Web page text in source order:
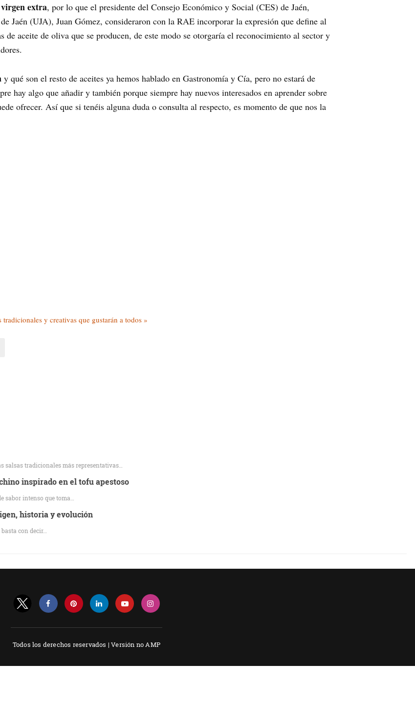
extra, por lo que el presidente del Consejo Económico y Social (CES) de Jaén,
Jaén (UJA), Juan Gómez, consideraron con la RAE incorporar la expresión que define al
de aceite de oliva que se producen, de este modo se otorgaría el reconocimiento al sector y
y qué son el resto de aceites ya hemos hablado en Gastronomía y Cía, pero no estará de
hay algo que añadir y también porque siempre hay nuevos interesados en aprender sobre
ofrecer. Así que si tenéis alguna duda o consulta al respecto, es momento de que nos la
y creativas que gustarán a todos »
salsas tradicionales más representativas…
inspirado en el tofu apestoso
sabor intenso que toma…
historia y evolución
con decir…
Todos los derechos reservados |Versión no AMP